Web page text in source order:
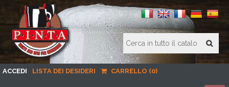
ACCEDI LISTA DEI DESIDERI CARRELLO (0)